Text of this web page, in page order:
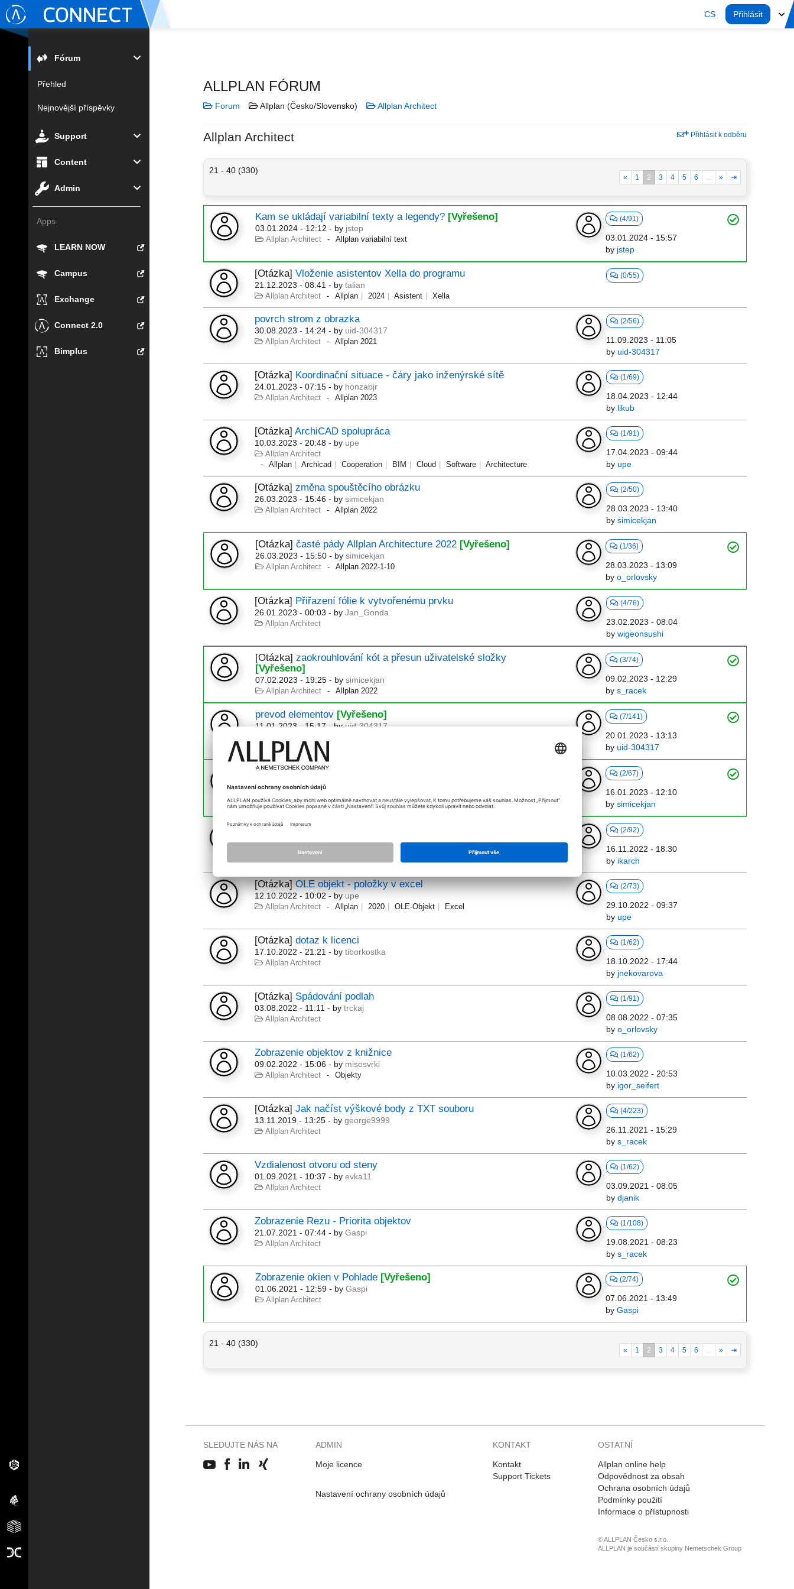
CS Přihlásit
Fórum
Přehled
Nejnovější příspěvky
Support
Content
Admin
Apps
LEARN NOW
Campus
Exchange
Connect 2.0
Bimplus
ALLPLAN FÓRUM
Forum Allplan (Česko/Slovensko) Allplan Architect
Allplan Architect Přihlásit k odběru
21 - 40 (330)
« 1 2 3 4 5 6 ... » ⇥
Kam se ukládají variabilní texty a legendy? [Vyřešeno]
03.01.2024 - 12:12 - by jstep
Allplan Architect Allplan variabilní text
(4/91)
03.01.2024 - 15:57
by jstep
[Otázka]Vloženie asistentov Xella do programu
21.12.2023 - 08:41 - bytalian
Allplan Architect Allplan 2024 Asistent Xella
(0/55)
povrch strom z obrazka
30.08.2023 - 14:24 - by uid-304317
Allplan Architect Allplan 2021
(2/56)
11.09.2023 - 11:05
by uid-304317
[Otázka] Koordinační situace - čáry jako inženýrské sítě
24.01.2023 - 07:15 - by honzabjr
Allplan Architect Allplan 2023
(1/69)
18.04.2023 - 12:44
by likub
[Otázka]ArchiCAD spolupráca
10.03.2023 - 20:48 - by upe
Allplan Architect
Allplan
Archicad Cooperation BIM Cloud Software Architecture
(1/91)
17.04.2023 - 09:44
by upe
[Otázka]změna spouštěcího obrázku
26.03.2023 - 15:46 - bysimicekjan
Allplan Architect Allplan 2022
(2/50)
28.03.2023 - 13:40
by simicekjan
[Otázka]časté pády Allplan Architecture 2022 [Vyřešeno]
26.03.2023 - 15:50 - bysimicekjan
Allplan Architect Allplan 2022-1-10
(1/36)
28.03.2023 - 13:09
by o_orlovsky
[Otázka] Přiřazení fólie k vytvořenému prvku
26.01.2023 - 00:03 - byJan_Gonda
Allplan Architect
(4/76)
23.02.2023 - 08:04
by wigeonsushi
[Otázka]zaokrouhlování kót a přesun uživatelské složky
[Vyřešeno]
07.02.2023 - 19:25 - bysimicekjan
Allplan Architect Allplan 2022
(3/74)
09.02.2023 - 12:29
by s_racek
prevod elementov [Vyřešeno]
11.01.2023 - 15:17 - byuid-304317
(7/141)
20.01.2023 - 13:13
by uid-304317
[Otázka]Allplan 2019-1-16
15.01.2023 - 16:02
(2/67)
16.01.2023 - 12:10
by simicekjan
[Otázka]padanie Allplanu v sekcii Spracovanie planov
Allplan Architect
(2/92)
16.11.2022 - 18:30
by ikarch
[Otázka]OLE objekt - položky v excel
12.10.2022 - 10:02 - by upe
Allplan Architect Allplan 2020 OLE-Objekt Excel
(2/73)
29.10.2022 - 09:37
by upe
[Otázka]dotaz k licenci
17.10.2022 - 21:21 - bytiborkostka
Allplan Architect
(1/62)
18.10.2022 - 17:44
by jnekovarova
[Otázka] Spádování podlah
03.08.2022 - 11:11 - bytrckaj
Allplan Architect
(1/91)
08.08.2022 - 07:35
by o_orlovsky
Zobrazenie objektov z knižnice
09.02.2022 - 15:06 - by misosvrki
Allplan Architect Objekty
(1/62)
10.03.2022 - 20:53
by igor_seifert
[Otázka]Jak načíst výškové body z TXT souboru
13.11.2019 - 13:25 - bygeorge9999
Allplan Architect
(4/223)
26.11.2021 - 15:29
by s_racek
Vzdialenost otvoru od steny
01.09.2021 - 10:37 - byevka11
Allplan Architect
(1/62)
03.09.2021 - 08:05
by djanik
Zobrazenie Rezu - Priorita objektov
21.07.2021 - 07:44 - byGaspi
Allplan Architect
(1/108)
19.08.2021 - 08:23
by s_racek
Zobrazenie okien v Pohlade [Vyřešeno]
01.06.2021 - 12:59 - byGaspi
Allplan Architect
(2/74)
07.06.2021 - 13:49
by Gaspi
21 - 40 (330)
« 1 2 3 4 5 6 ... » ⇥
SLEDUJTE NÁS NA ADMIN
Moje licence
Nastavení ochrany osobních údajů
KONTAKT
Kontakt
Support Tickets
OSTATNÍ
Allplan online help
Odpovědnost za obsah
Ochrana osobních údajů
Podmínky použití
Informace o přístupnosti
© ALLPLAN Česko s.r.o.
ALLPLAN je součástí skupiny Nemetschek Group